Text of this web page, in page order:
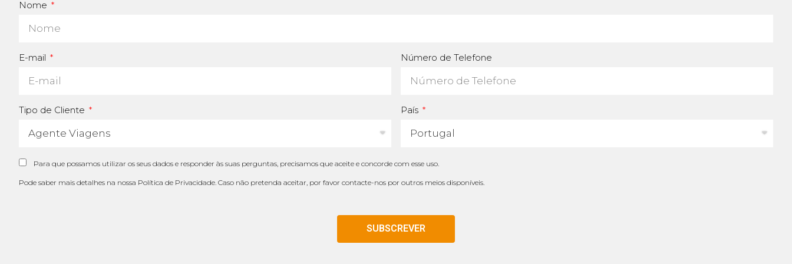
Nome
E-mail Número de Telefone
Tipo de Cliente País
Para que possamos utilizar os seus dados e responder às suas perguntas, precisamos que aceite e concorde com esse uso.
Pode saber mais detalhes na nossa Política de Privacidade . Caso não pretenda aceitar, por favor contacte-nos por outros meios disponíveis.
SUBSCREVER